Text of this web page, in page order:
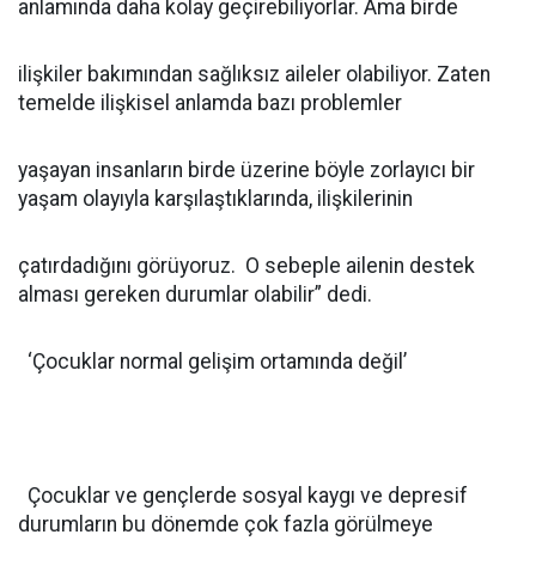
anlamında daha kolay geçirebiliyorlar. Ama birde
ilişkiler bakımından sağlıksız aileler olabiliyor. Zaten
temelde ilişkisel anlamda bazı problemler
yaşayan insanların birde üzerine böyle zorlayıcı bir
yaşam olayıyla karşılaştıklarında, ilişkilerinin
çatırdadığını görüyoruz. O sebeple ailenin destek
alması gereken durumlar olabilir” dedi.
‘Çocuklar normal gelişim ortamında değil’
Çocuklar ve gençlerde sosyal kaygı ve depresif
durumların bu dönemde çok fazla görülmeye